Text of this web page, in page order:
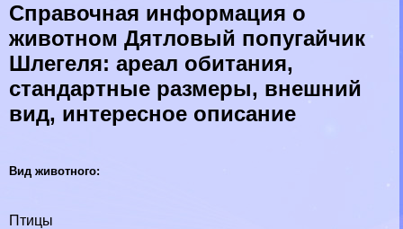
Справочная информация о
животном Дятловый попугайчик
Шлегеля: ареал обитания,
стандартные размеры, внешний
вид, интересное описание
Вид животного:
Птицы